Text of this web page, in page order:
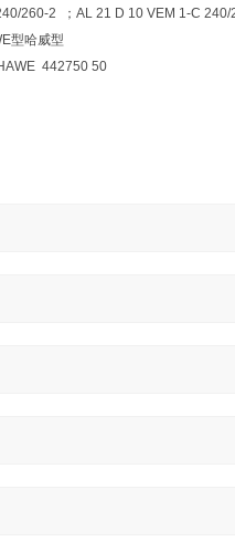
260-2 ；AL 21 D 10 VEM 1-C 240/
型哈威型
442750 50